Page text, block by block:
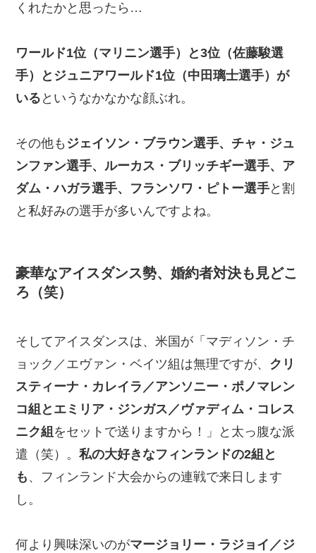
くれたかと思ったら…
ワールド1位（マリニン選手）と3位（佐藤駿選
手）とジュニアワールド1位（中田璃士選手）が
いる というなかなかな顔ぶれ。
その他も ジェイソン・ブラウン選手、チャ・ジュ
ンファン選手、ルーカス・ブリッチギー選手、ア
ダム・ハガラ選手、フランソワ・ピトー選手と割
と私好みの選手が多いんですよね。
豪華なアイスダンス勢、婚約者対決も見どこ
ろ（笑）
そしてアイスダンスは、米国が「マディソン・チ
ョック／エヴァン・ベイツ組は無理ですが、 クリ
スティーナ・カレイラ／アンソニー・ポノマレン
コ組とエミリア・ジンガス／ヴァディム・コレス
ニク組 をセットで送りますから！」と太っ腹な派
遣（笑）。私の大好きなフィンランドの2組と
も 、フィンランド大会からの連戦で来日します
し。
何より興味深いのがマージョリー・ラジョイ／ジ